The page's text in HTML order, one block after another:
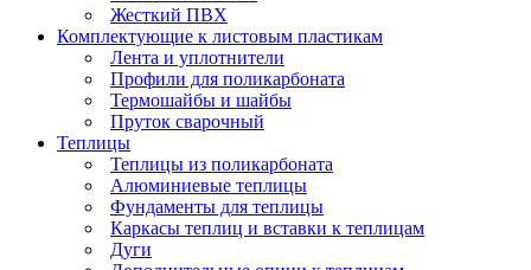
Жесткий ПВХ
Комплектующие к листовым пластикам
Лента и уплотнители
Профили для поликарбоната
Термошайбы и шайбы
Пруток сварочный
Теплицы
Теплицы из поликарбоната
Алюминиевые теплицы
Фундаменты для теплицы
Каркасы теплиц и вставки к теплицам
Дуги